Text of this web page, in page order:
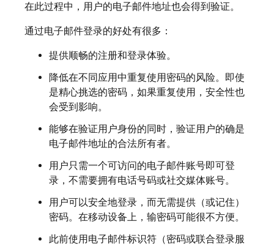
在此过程中，用户的电子邮件地址也会得到验证。
通过电子邮件登录的好处有很多：
提供顺畅的注册和登录体验。
降低在不同应用中重复使用密码的风险。即使
是精心挑选的密码，如果重复使用，安全性也
会受到影响。
能够在验证用户身份的同时，验证用户的确是
电子邮件地址的合法所有者。
用户只需一个可访问的电子邮件账号即可登
录，不需要拥有电话号码或社交媒体账号。
用户可以安全地登录，而无需提供（或记住）
密码。在移动设备上，输密码可能很不方便。
此前使用电子邮件标识符（密码或联合登录服